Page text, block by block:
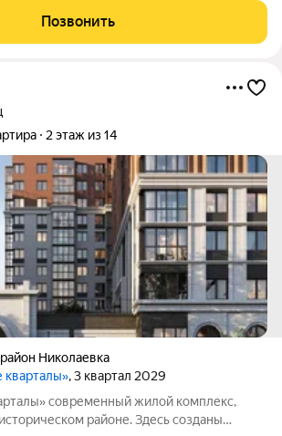
Позвонить
2 этаж из 14
Николаевка
, 3 квартал 2029
комплекс,
районе. Здесь созданы